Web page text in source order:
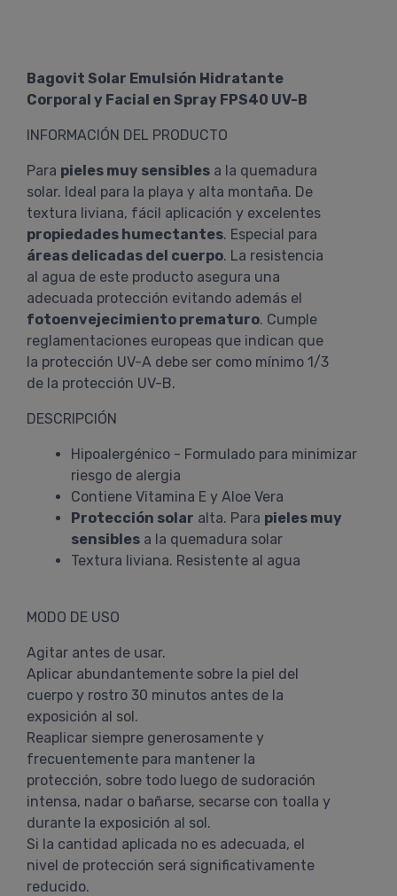
Bagovit Solar Emulsión Hidratante
Corporal y Facial en Spray FPS40 UV-B
INFORMACIÓN DEL PRODUCTO
Para pieles muy sensibles a la quemadura
solar. Ideal para la playa y alta montaña. De
textura liviana, fácil aplicación y excelentes
propiedades humectantes. Especial para
áreas delicadas del cuerpo. La resistencia
al agua de este producto asegura una
adecuada protección evitando además el
fotoenvejecimiento prematuro. Cumple
reglamentaciones europeas que indican que
la protección UV-A debe ser como mínimo 1/3
de la protección UV-B.
DESCRIPCIÓN
Hipoalergénico - Formulado para minimizar
riesgo de alergia
Contiene Vitamina E y Aloe Vera
Protección solar alta. Para pieles muy
sensibles a la quemadura solar
Textura liviana. Resistente al agua
MODO DE USO
Agitar antes de usar.
Aplicar abundantemente sobre la piel del
cuerpo y rostro 30 minutos antes de la
exposición al sol.
Reaplicar siempre generosamente y
frecuentemente para mantener la
protección, sobre todo luego de sudoración
intensa, nadar o bañarse, secarse con toalla y
durante la exposición al sol.
Si la cantidad aplicada no es adecuada, el
nivel de protección será significativamente
reducido.